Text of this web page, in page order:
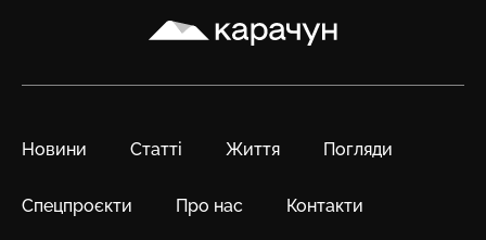
Карачун
Новини Статті Життя Погляди
Спецпроєкти Про нас Контакти